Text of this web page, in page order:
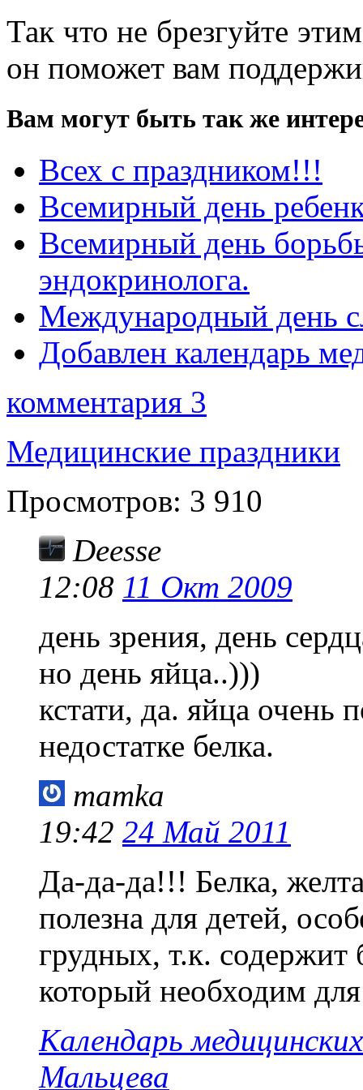
Так что не брезгуйте
он поможет вам
Вам могут быть так же
Всех с праздником!!!
Всемирный день
Всемирный день
эндокринолога.
Международный день
Добавлен календарь
комментария 3
Медицинские праздники
Просмотров: 3 910
Deesse
12:08 11 Окт 2009
день зрения, день
но день яйца..)))
кстати, да. яйца очень
недостатке белка.
mamka
19:42 24 Май 2011
Да-да-да!!! Белка,
полезна для детей,
грудных, т.к. содержит
который необходим
Календарь
Мальцева